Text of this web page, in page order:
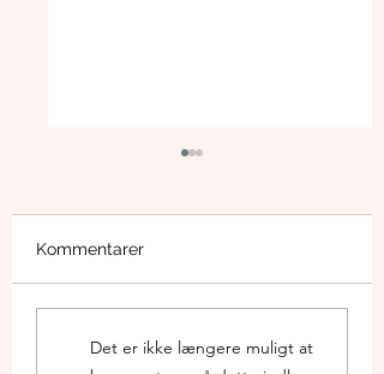
stemmer ind: mange
Kommentarer
Det er ikke længere muligt at